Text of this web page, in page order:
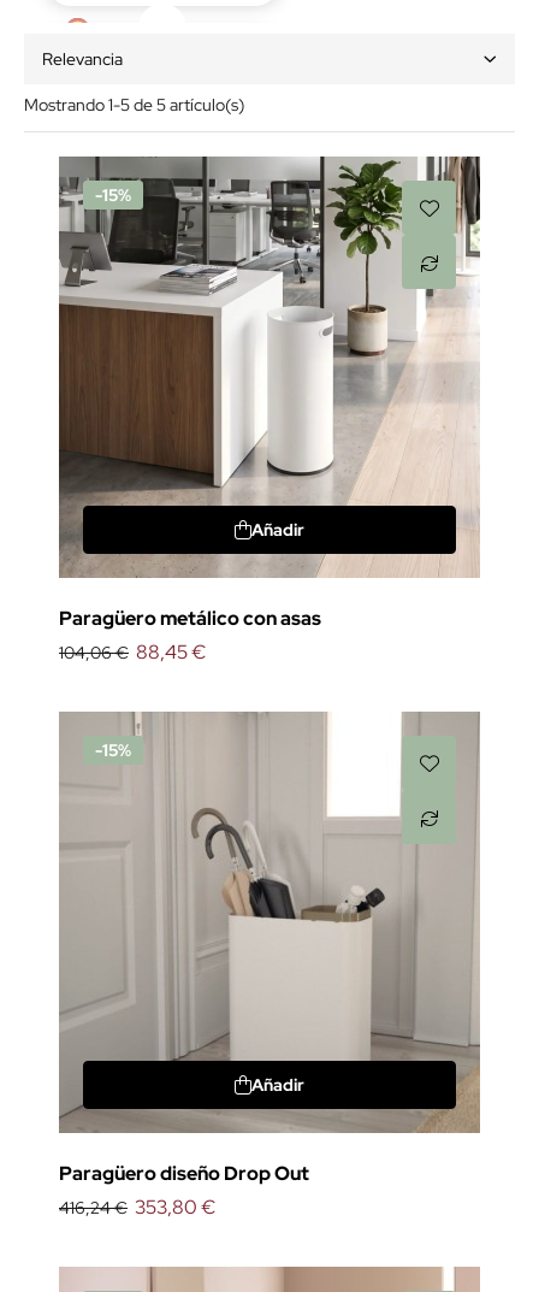
Relevancia
Mostrando 1-5 de 5 artículo(s)
-15%
Añadir
Paragüero metálico con asas
104,06 € 88,45 €
-15%
Añadir
Paragüero diseño Drop Out
416,24 € 353,80 €